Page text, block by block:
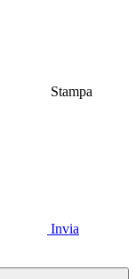
Stampa
Invia